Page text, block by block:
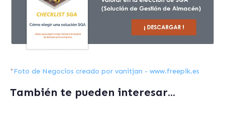
*Foto de Negocios creado por vanitjan - www.freepik.es
También te pueden interesar...